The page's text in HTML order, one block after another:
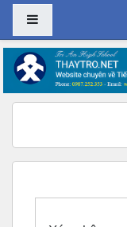
Chuyển tới nội dung
Bảng điều khiển